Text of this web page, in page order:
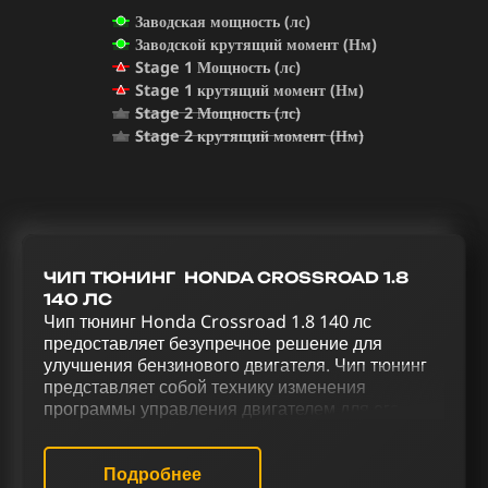
Заводская мощность (лс)
Заводской крутящий момент (Нм)
Stage 1 Мощность (лс)
Stage 1 крутящий момент (Нм)
Stage 2 Мощность (лс)
Stage 2 крутящий момент (Нм)
ЧИП ТЮНИНГ HONDA CROSSROAD 1.8
140 ЛС
Чип тюнинг Honda Crossroad 1.8 140 лс
предоставляет безупречное решение для
улучшения бензинового двигателя. Чип тюнинг
представляет собой технику изменения
программы управления двигателем для его
тюнингу Honda Crossroad 1.8 140 лс, который
включает: чип-тюнинг (stage 1) (stage 2),
Подробнее